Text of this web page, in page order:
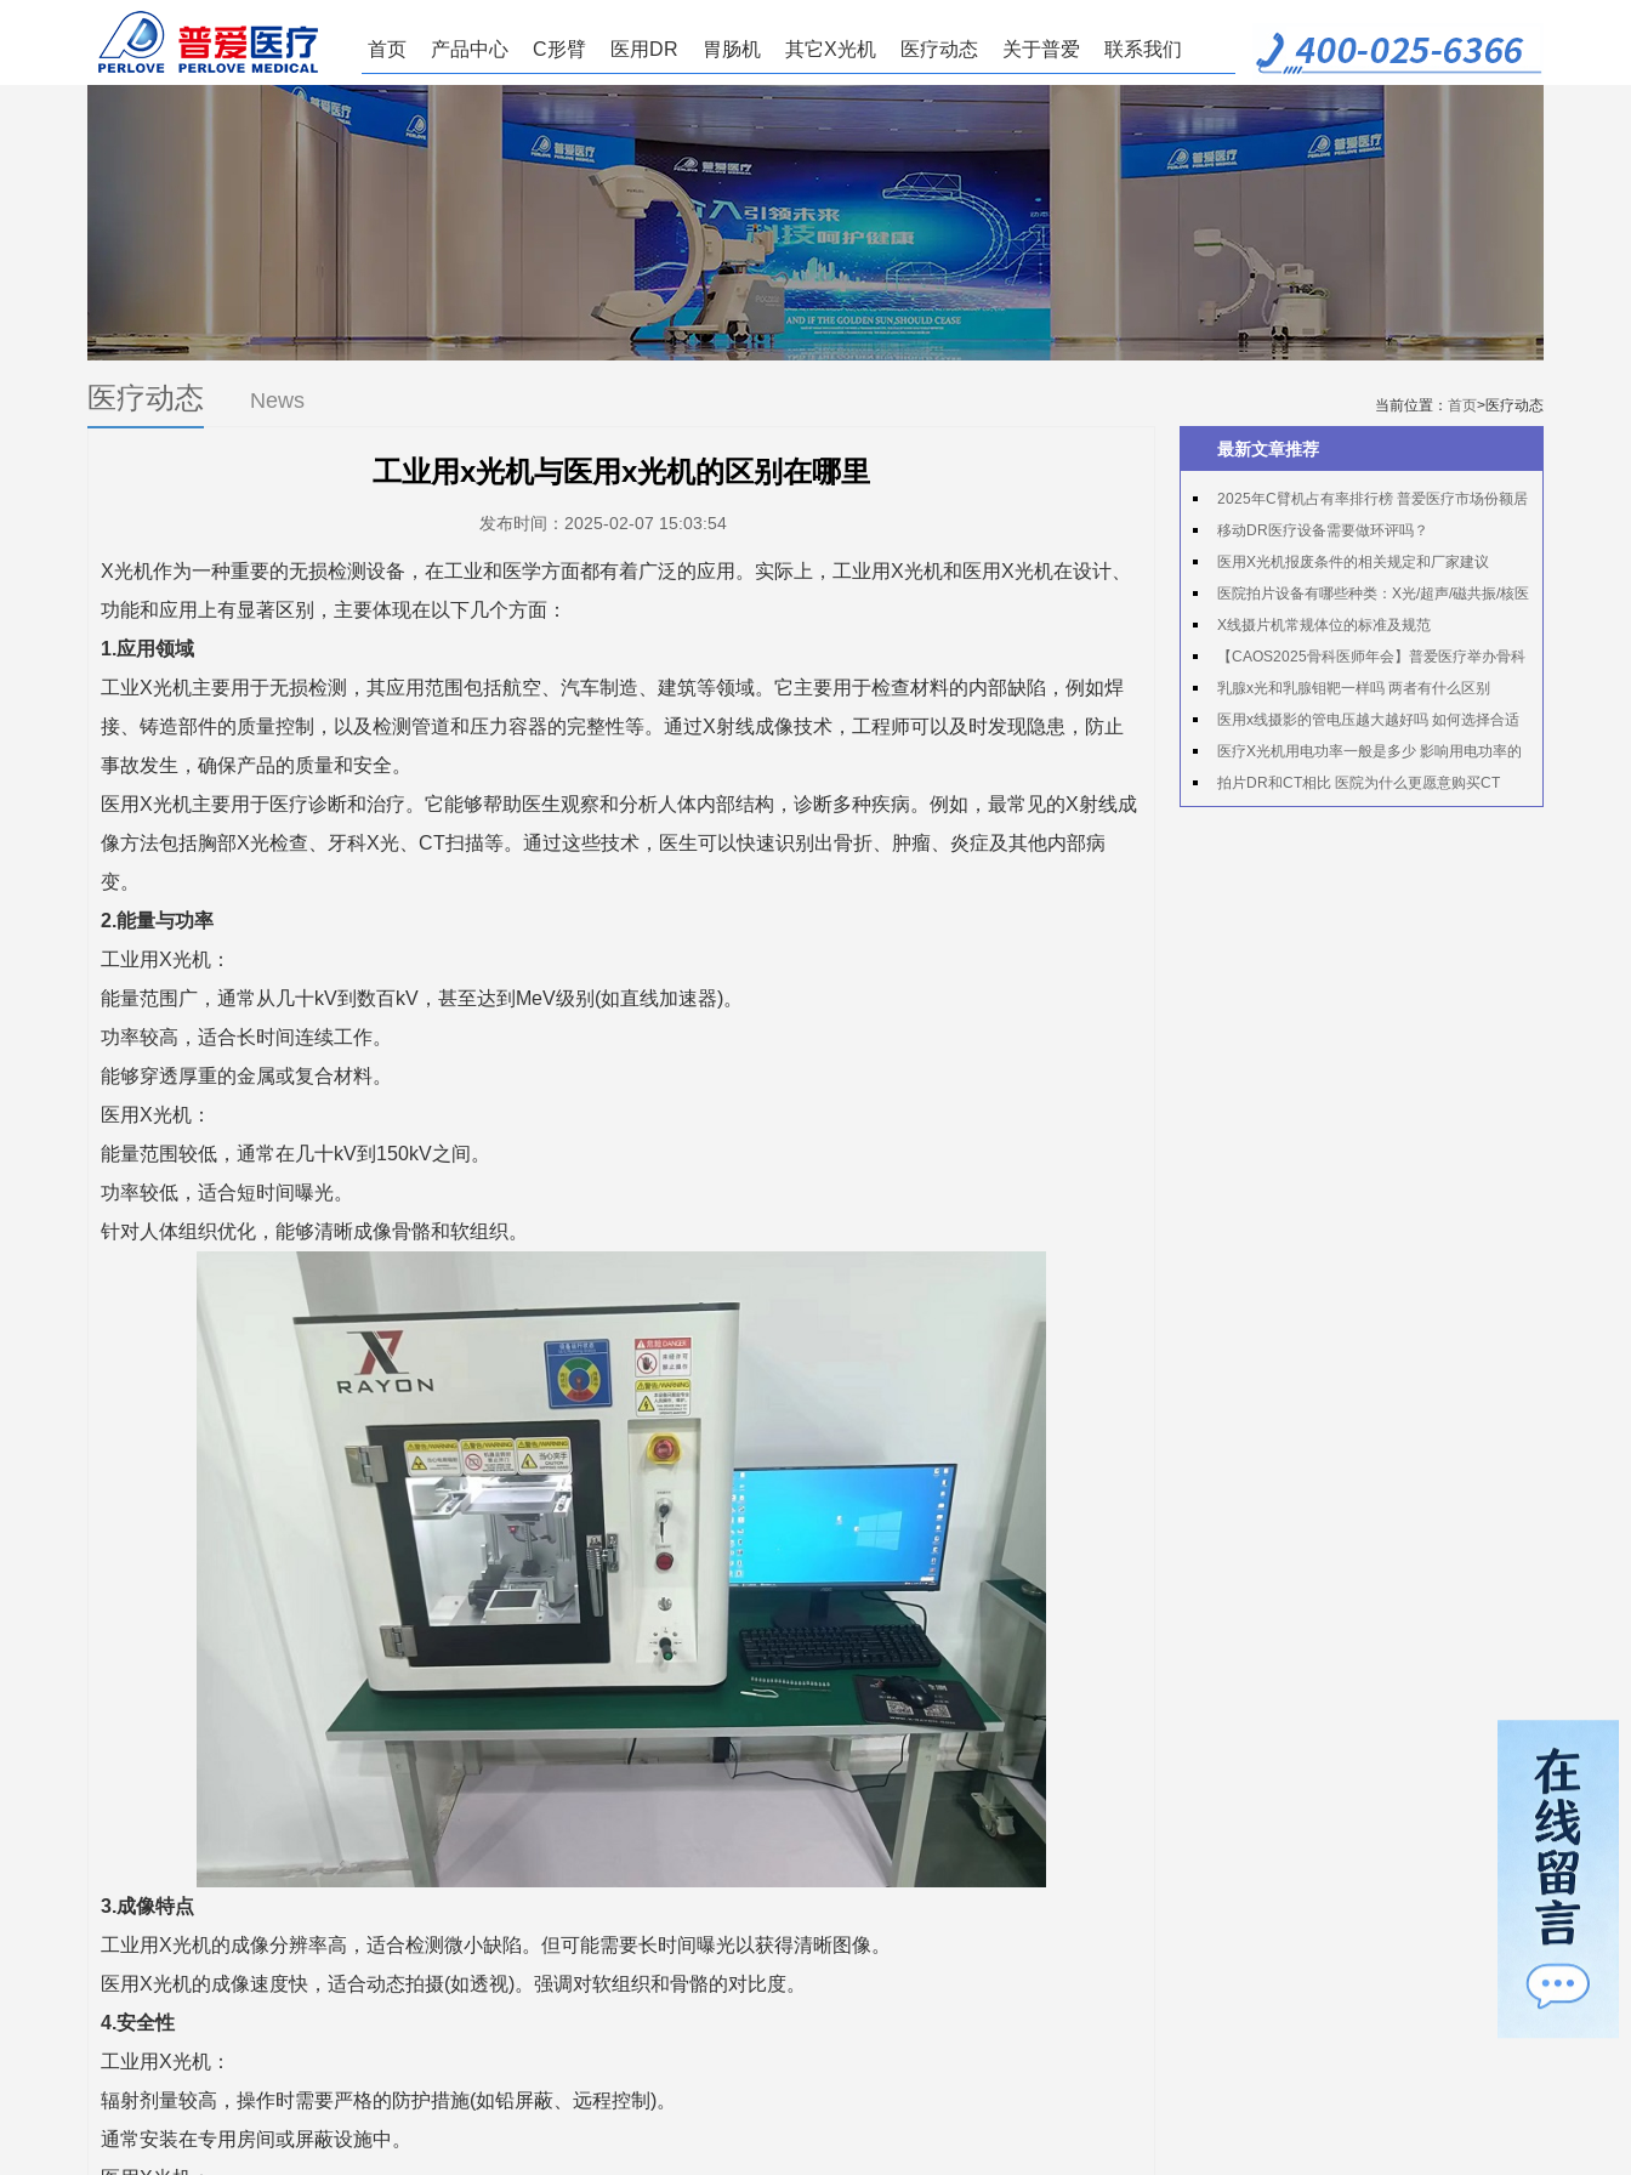
首页 产品中心 C形臂 医用DR 胃肠机 其它X光机 医疗动态 关于普爱 联系我们
医疗动态 News 当前位置： 首页>医疗动态
工业用x光机与医用x光机的区别在哪里
发布时间： 2025-02-07 15:03:54
X光机作为一种重要的无损检测设备，在工业和医学方面都有着广泛的应用。实际上，工业用X光机和医用X光机在设计、
功能和应用上有显著区别，主要体现在以下几个方面：
1.应用领域
工业X光机主要用于无损检测，其应用范围包括航空、汽车制造、建筑等领域。它主要用于检查材料的内部缺陷，例如焊
接、铸造部件的质量控制，以及检测管道和压力容器的完整性等。通过X射线成像技术，工程师可以及时发现隐患，防止
事故发生，确保产品的质量和安全。
医用X光机主要用于医疗诊断和治疗。它能够帮助医生观察和分析人体内部结构，诊断多种疾病。例如，最常见的X射线成
像方法包括胸部X光检查、牙科X光、CT扫描等。通过这些技术，医生可以快速识别出骨折、肿瘤、炎症及其他内部病
变。
2.能量与功率
工业用X光机：
能量范围广，通常从几十kV到数百kV，甚至达到MeV级别(如直线加速器)。
功率较高，适合长时间连续工作。
能够穿透厚重的金属或复合材料。
医用X光机：
能量范围较低，通常在几十kV到150kV之间。
功率较低，适合短时间曝光。
针对人体组织优化，能够清晰成像骨骼和软组织。
3.成像特点
工业用X光机的成像分辨率高，适合检测微小缺陷。但可能需要长时间曝光以获得清晰图像。
医用X光机的成像速度快，适合动态拍摄(如透视)。强调对软组织和骨骼的对比度。
4.安全性
工业用X光机：
辐射剂量较高，操作时需要严格的防护措施(如铅屏蔽、远程控制)。
通常安装在专用房间或屏蔽设施中。
最新文章推荐
2025年C臂机占有率排行榜 普爱医疗市场份额居
首
移动DR医疗设备需要做环评吗？
医用X光机报废条件的相关规定和厂家建议
医院拍片设备有哪些种类：X光/超声/磁共振/核医
学
X线摄片机常规体位的标准及规范
【CAOS2025骨科医师年会】普爱医疗举办骨科
手术机器人实操体验活动
乳腺x光和乳腺钼靶一样吗 两者有什么区别
医用x线摄影的管电压越大越好吗 如何选择合适
的管电压医疗X光机用电功率一般是多少 影响用电功率的
因素有哪些
拍片DR和CT相比 医院为什么更愿意购买CT